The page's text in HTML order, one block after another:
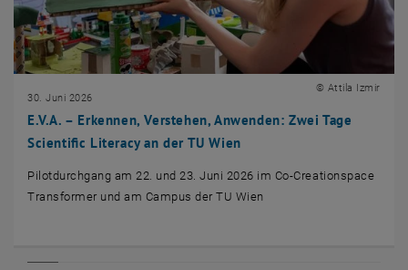
E.V.A. – Erkennen, Verstehen, Anwenden: Zwei Tage
Scientific Literacy an der TU Wien
30. Juni 2026
© Attila Izmir
Pilotdurchgang am 22. und 23. Juni 2026 im Co-Creationspace
Transformer und am Campus der TU Wien